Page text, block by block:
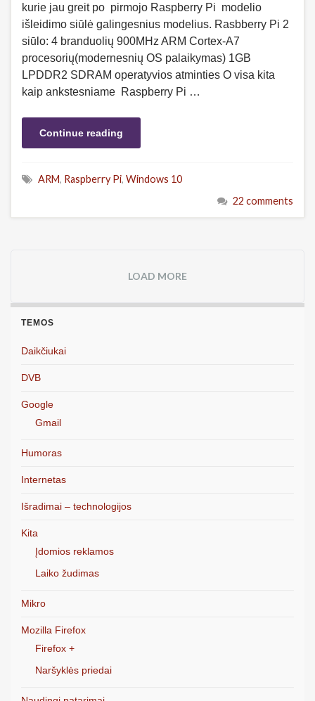
kurie jau greit po pirmojo Raspberry Pi modelio
išleidimo siūlė galingesnius modelius. Rasbberry Pi 2
siūlo: 4 branduolių 900MHz ARM Cortex-A7
procesorių(modernesnių OS palaikymas) 1GB
LPDDR2 SDRAM operatyvios atminties O visa kita
kaip ankstesniame Raspberry Pi …
Continue reading
ARM, Raspberry Pi, Windows 10
22 comments
LOAD MORE
TEMOS
Daikčiukai
DVB
Google
Gmail
Humoras
Internetas
Išradimai – technologijos
Kita
Įdomios reklamos
Laiko žudimas
Mikro
Mozilla Firefox
Firefox +
Naršyklės priedai